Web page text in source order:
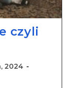
czyli
2024